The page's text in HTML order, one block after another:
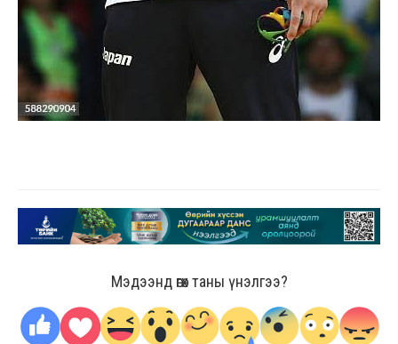
Мэдээнд өгөх таны үнэлгээ?